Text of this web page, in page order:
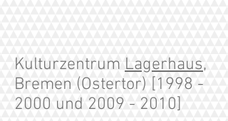
Kulturzentrum Lagerhaus,
Bremen (Ostertor) [1998 -
2000 und 2009 - 2010]